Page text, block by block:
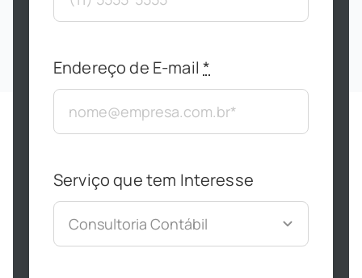
Endereço de E-mail *
Serviço que tem Interesse